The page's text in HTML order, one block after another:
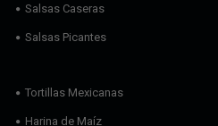
Salsas Caseras
Salsas Picantes
Tortillas Mexicanas
Harina de Maíz